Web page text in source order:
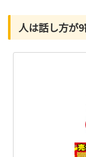
人は話し方が